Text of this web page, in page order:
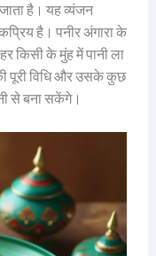
है। यह व्यंजन
है। पनीर अंगारा के
किसी के मुंह में पानी ला
पूरी विधि और उसके कुछ
से बना सकेंगे।